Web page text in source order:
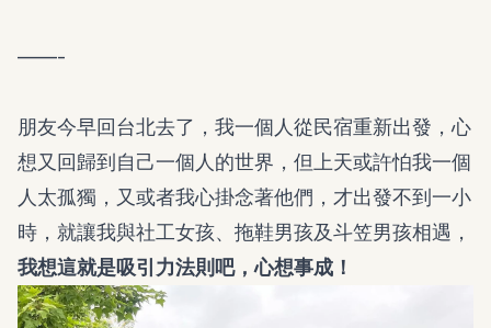
——-
朋友今早回台北去了，我一個人從民宿重新出發，心
想又回歸到自己一個人的世界，但上天或許怕我一個
人太孤獨，又或者我心掛念著他們，才出發不到一小
時，就讓我與社工女孩、拖鞋男孩及斗笠男孩相遇，
我想這就是吸引力法則吧，心想事成！